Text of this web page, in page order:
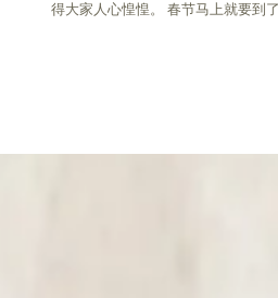
得大家人心惶惶。 春节马上就要到